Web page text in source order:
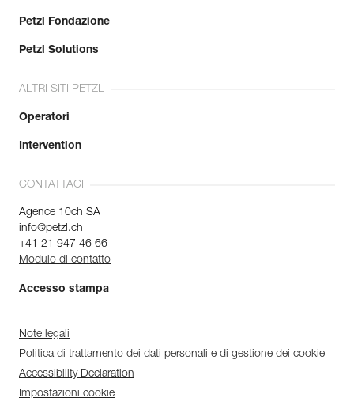
Petzl Fondazione
Petzl Solutions
ALTRI SITI PETZL
Operatori
Intervention
CONTATTACI
Agence 10ch SA
info@petzl.ch
+41 21 947 46 66
Modulo di contatto
Accesso stampa
Note legali
Politica di trattamento dei dati personali e di gestione dei cookie
Accessibility Declaration
Impostazioni cookie